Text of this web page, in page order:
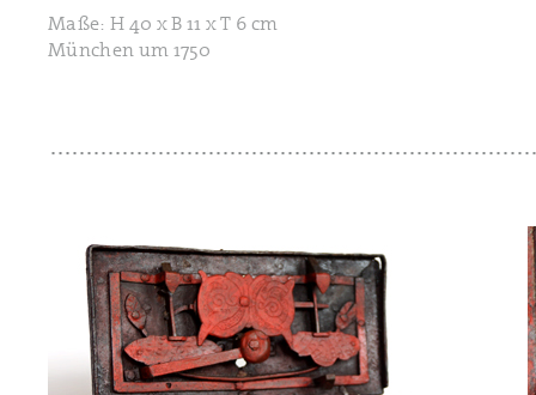
Maße: H 40 x B 11 x T 6 cm
München um 1750